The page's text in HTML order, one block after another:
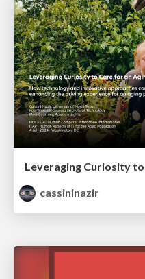
cassininazir